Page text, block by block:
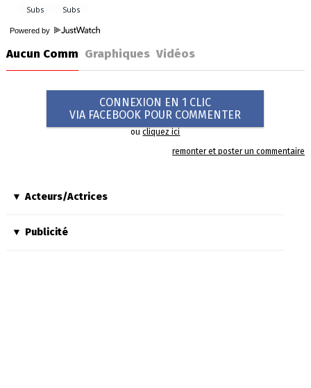
Powered by
Aucun Comm Graphiques Vidéos
CONNEXION EN 1 CLIC
VIA FACEBOOK POUR COMMENTER
oucliquez ici
remonter et poster un commentaire
Acteurs/Actrices
Publicité